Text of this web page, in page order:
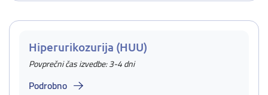
Hiperurikozurija (HUU)
Povprečni čas izvedbe: 3-4 dni
Podrobno